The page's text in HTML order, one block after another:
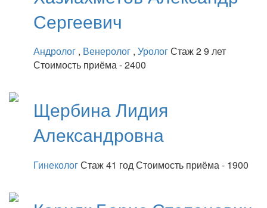
Сергеевич
Андролог , Венеролог , УрологСтаж 2 9 лет
Стоимость приёма - 2400
ЩербинаЛидия
Александровна
ГинекологСтаж 41 год Стоимость приёма - 1900